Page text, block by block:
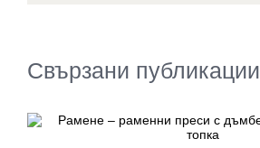
Свързани публикации